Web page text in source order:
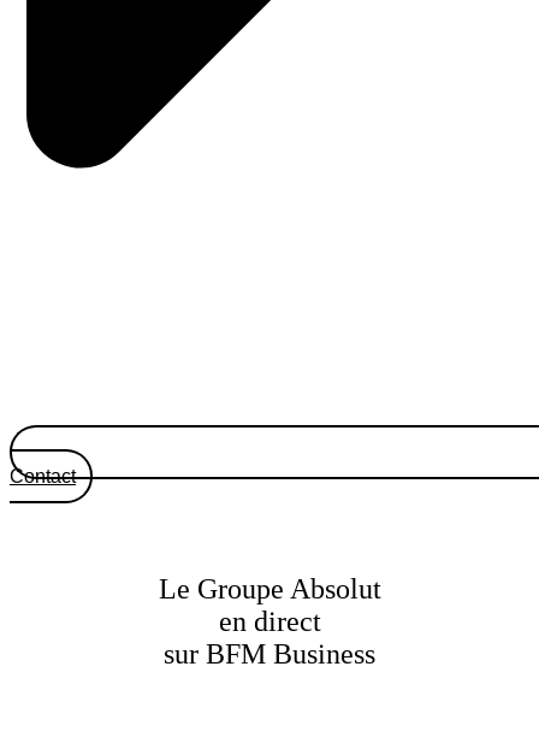
Contact
Le Groupe Absolut
en direct
sur BFM Business